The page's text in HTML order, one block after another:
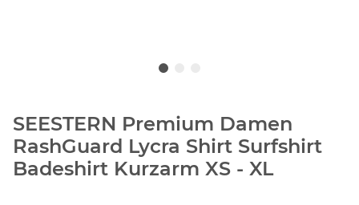
SEESTERN Premium Damen
RashGuard Lycra Shirt Surfshirt
Badeshirt Kurzarm XS - XL